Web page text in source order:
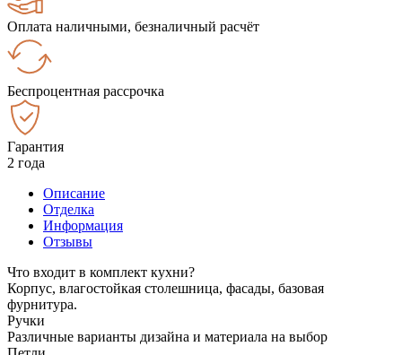
Оплата наличными, безналичный расчёт
Беспроцентная рассрочка
Гарантия
2 года
Описание
Отделка
Информация
Отзывы
Что входит в комплект кухни?
Корпус, влагостойкая столешница, фасады, базовая
фурнитура.
Ручки
Различные варианты дизайна и материала на выбор